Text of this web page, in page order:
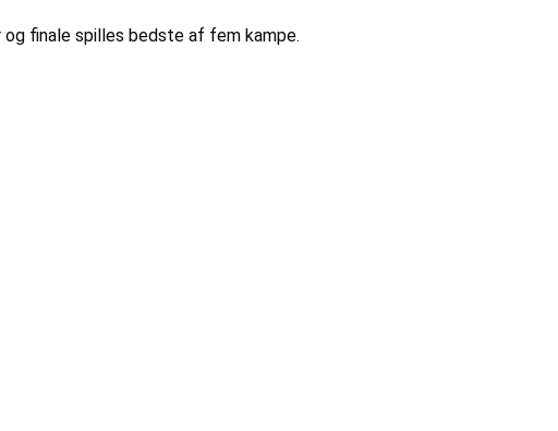
finale spilles bedste af fem kampe.